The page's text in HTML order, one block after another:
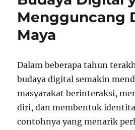
Mengguncang
Maya
Dalam beberapa tahun
budaya digital semakin
masyarakat berinteraksi,
diri, dan membentuk
contohnya yang menarik